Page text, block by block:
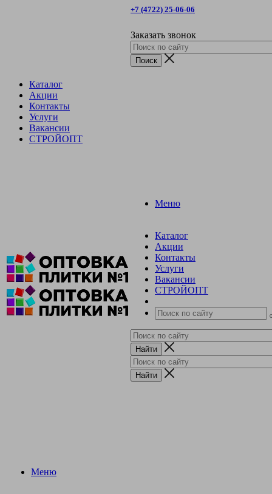
+7 (4722) 25-06-06
Заказать звонок
Каталог
Акции
Контакты
Услуги
Вакансии
СТРОЙОПТ
Меню
Каталог
Акции
Контакты
Услуги
Вакансии
СТРОЙОПТ
Меню